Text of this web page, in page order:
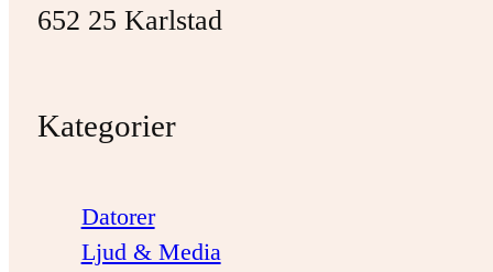
652 25 Karlstad
Kategorier
Datorer
Ljud & Media